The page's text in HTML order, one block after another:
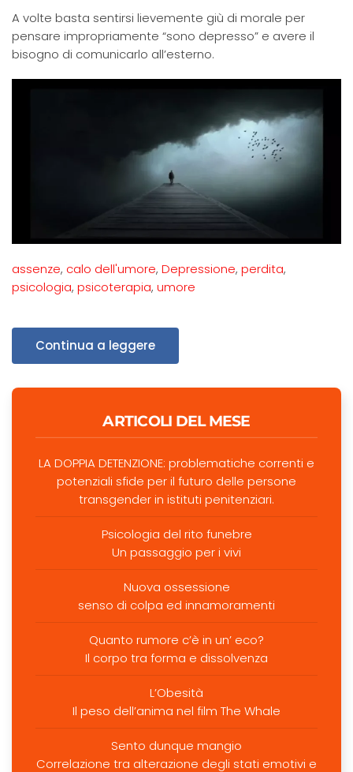
A volte basta sentirsi lievemente giù di morale per
pensare impropriamente “sono depresso” e avere il
bisogno di comunicarlo all’esterno.
assenze, calo dell'umore, Depressione, perdita,
psicologia, psicoterapia, umore
Continua a leggere
ARTICOLI DEL MESE
LA DOPPIA DETENZIONE: problematiche correnti e
potenziali sfide per il futuro delle persone
transgender in istituti penitenziari.
Psicologia del rito funebre
Un passaggio per i vivi
Nuova ossessione
senso di colpa ed innamoramenti
Quanto rumore c’è in un’ eco?
Il corpo tra forma e dissolvenza
L’Obesità
Il peso dell’anima nel film The Whale
Sento dunque mangio
Correlazione tra alterazione degli stati emotivi e